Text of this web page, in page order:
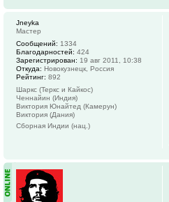
Jneyka
Мастер
Сообщений: 1334
Благодарностей: 424
Зарегистрирован: 19 авг 2011, 10:38
Откуда: Новокузнецк, Россия
Рейтинг: 892
Шаркс (Теркс и Кайкос)
Ченнайин (Индия)
Виктория Юнайтед (Камерун)
Виктория (Дания)
Сборная Индии (нац.)